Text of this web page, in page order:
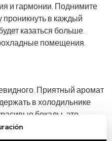
и гармонии. Поднимите
проникнуть в каждый
казаться больше.
помещения.
Приятный аромат
в холодильнике
бокалы, это
Возможно, в ванной
или ароматические соли.